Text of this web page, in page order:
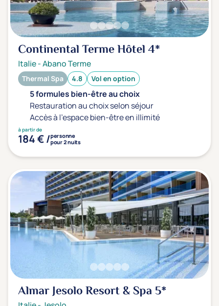
Continental Terme Hôtel4*
Italie-Abano Terme
Thermal Spa 4.8 Vol en option
5 formules bien-être au choix
Restauration au choix selon séjour
Accès à l'espace bien-être en illimité
à partir de
184 € /personne
pour 2 nuits
Almar Jesolo Resort & Spa 5*